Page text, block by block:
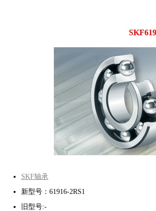
SKF轴承
新型号：61916-2RS1
旧型号:-